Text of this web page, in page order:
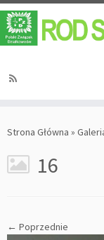
Strona Główna »
16
← Poprzednie